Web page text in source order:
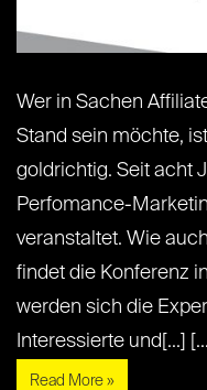
Wer in Sachen
Stand sein möchte,
goldrichtig. Seit acht
Perfomance-
veranstaltet. Wie
findet die Konferenz
werden sich die
Interessierte und[...] [...]
Read More »